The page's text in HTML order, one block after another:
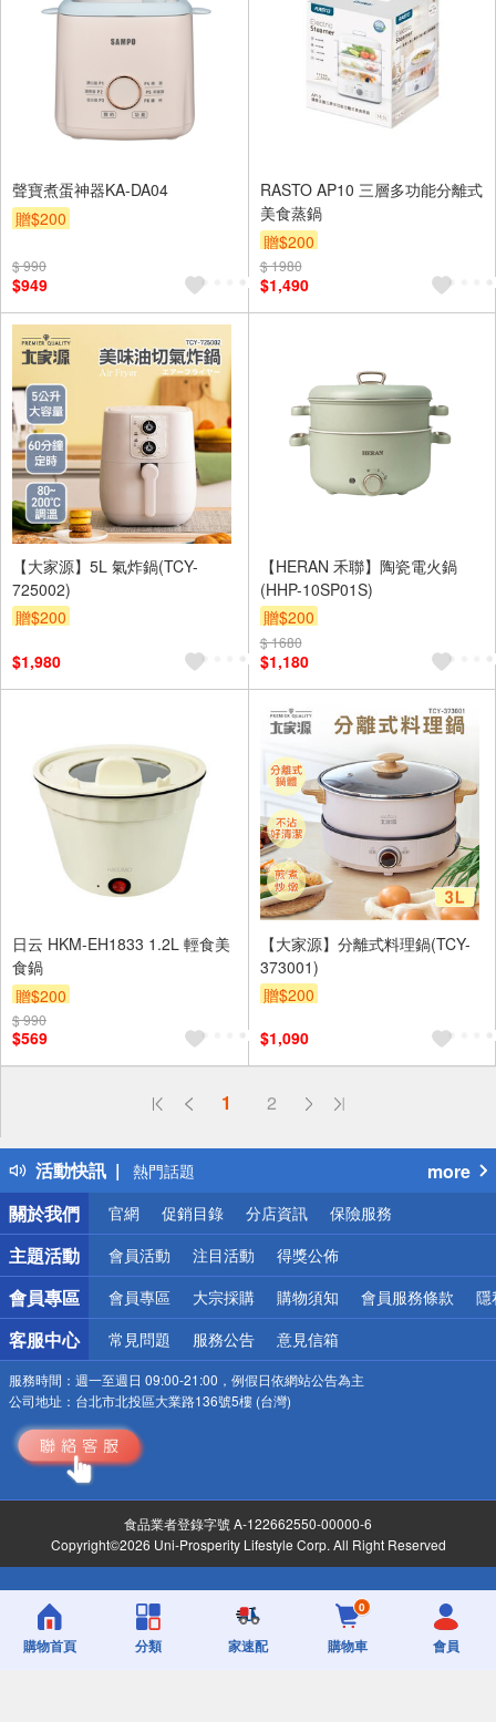
聲寶煮蛋神器KA-DA04
贈$200
$ 990
$949
RASTO AP10 三層多功能分離式
美食蒸鍋
贈$200
$ 1980
$1,490
【大家源】5L 氣炸鍋(TCY-
725002)
贈$200
$1,980
【HERAN 禾聯】陶瓷電火鍋
(HHP-10SP01S)
贈$200
$ 1680
$1,180
日云 HKM-EH1833 1.2L 輕食美
食鍋
贈$200
$ 990
$569
【大家源】分離式料理鍋(TCY-
373001)
贈$200
$1,090
1 2
活動快訊
偏遠地區配送
得獎公告
熱門話題
銀行優惠
偏遠地區配送
詐騙網頁！請小心！
more
關於我們
官網 促銷目錄 分店資訊 保險服務
主題活動 會員活動 注目活動 得獎公佈
會員專區 會員專區 大宗採購 購物須知 會員服務條款 隱
客服中心 常見問題 服務公告 意見信箱
服務時間： 週一至週日 09:00-21:00，例假日依網站公告為主
公司地址： 台北市北投區大業路136號5樓 (台灣)
食品業者登錄字號 A-122662550-00000-6
Copyright©2026 Uni-Prosperity Lifestyle Corp. All Right Reserved
購物首頁 分類 家速配
0
購物車 會員